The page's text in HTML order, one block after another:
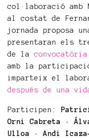
col·laboració amb
al costat de
jornada proposa
presentaran els
de la
amb la
imparteix el
después de una
Participen:
Orni Cabreta ·
Ulloa · Andi